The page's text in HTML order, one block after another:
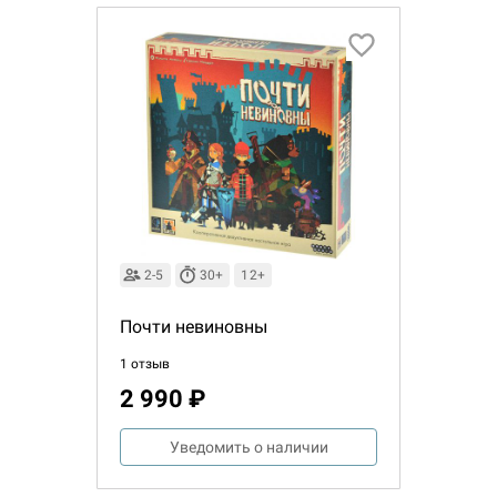
2-5 30+ 12+
Почти невиновны
1 отзыв
2 990 ₽
Уведомить о наличии
Настольная игра Hobby
Египта